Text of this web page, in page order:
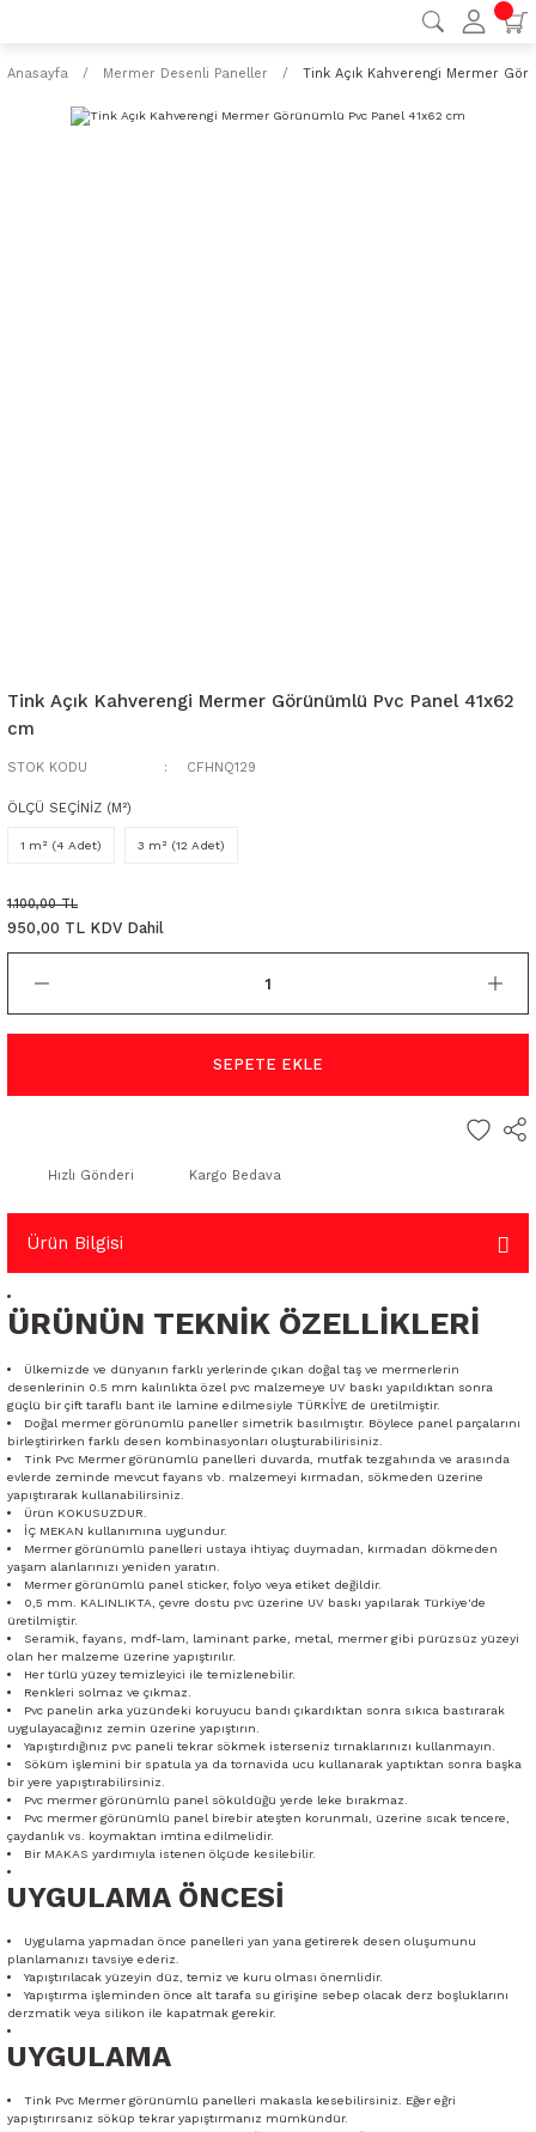
Anasayfa Mermer Desenli Paneller Tink Açık Kahverengi Mermer
Tink Açık Kahverengi Mermer Görünümlü Pvc Panel 41x62
cm
STOK KODU CFHNQ129
ÖLÇÜ SEÇİNİZ (M²)
1 m² (4 Adet) 3 m² (12 Adet)
1.100,00 TL
950,00 TL KDV Dahil
SEPETE EKLE
Hızlı Gönderi Kargo Bedava
Ürün Bilgisi
ÜRÜNÜN TEKNİK ÖZELLİKLERİ
Ülkemizde ve dünyanın farklı yerlerinde çıkan doğal taş ve mermerlerin
desenlerinin 0.5 mm kalınlıkta özel pvc malzemeye UV baskı yapıldıktan sonra
güçlü bir çift taraflı bant ile lamine edilmesiyle TÜRKİYE de üretilmiştir.
Doğal mermer görünümlü paneller simetrik basılmıştır. Böylece panel parçalarını
birleştirirken farklı desen kombinasyonları oluşturabilirisiniz.
Tink Pvc Mermer görünümlü panelleri duvarda, mutfak tezgahında ve arasında
evlerde zeminde mevcut fayans vb. malzemeyi kırmadan, sökmeden üzerine
yapıştırarak kullanabilirsiniz.
Ürün KOKUSUZDUR.
İÇ MEKAN kullanımına uygundur.
Mermer görünümlü panelleri ustaya ihtiyaç duymadan, kırmadan dökmeden
yaşam alanlarınızı yeniden yaratın.
Mermer görünümlü panel sticker, folyo veya etiket değildir.
0,5 mm. KALINLIKTA, çevre dostu pvc üzerine UV baskı yapılarak Türkiye'de
üretilmiştir.
Seramik, fayans, mdf-lam, laminant parke, metal, mermer gibi pürüzsüz yüzeyi
olan her malzeme üzerine yapıştırılır.
Her türlü yüzey temizleyici ile temizlenebilir.
Renkleri solmaz ve çıkmaz.
Pvc panelin arka yüzündeki koruyucu bandı çıkardıktan sonra sıkıca bastırarak
uygulayacağınız zemin üzerine yapıştırın.
Yapıştırdığınız pvc paneli tekrar sökmek isterseniz tırnaklarınızı kullanmayın.
Söküm işlemini bir spatula ya da tornavida ucu kullanarak yaptıktan sonra başka
bir yere yapıştırabilirsiniz.
Pvc mermer görünümlü panel söküldüğü yerde leke bırakmaz.
Pvc mermer görünümlü panel birebir ateşten korunmalı, üzerine sıcak tencere,
çaydanlık vs. koymaktan imtina edilmelidir.
Bir MAKAS yardımıyla istenen ölçüde kesilebilir.
UYGULAMA ÖNCESİ
Uygulama yapmadan önce panelleri yan yana getirerek desen oluşumunu
planlamanızı tavsiye ederiz.
Yapıştırılacak yüzeyin düz, temiz ve kuru olması önemlidir.
Yapıştırma işleminden önce alt tarafa su girişine sebep olacak derz boşluklarını
derzmatik veya silikon ile kapatmak gerekir.
UYGULAMA
Tink Pvc Mermer görünümlü panelleri makasla kesebilirsiniz. Eğer eğri
yapıştırırsanız söküp tekrar yapıştırmanız mümkündür.